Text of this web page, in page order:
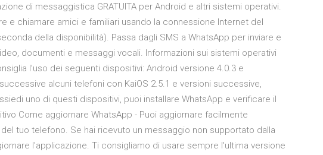
di messaggistica GRATUITA per Android e altri sistemi operativi.
e chiamare amici e familiari usando la connessione Internet del
della disponibilità). Passa dagli SMS a WhatsApp per inviare e
documenti e messaggi vocali. Informazioni sui sistemi operativi
l’uso dei seguenti dispositivi: Android versione 4.0.3 e
alcuni telefoni con KaiOS 2.5.1 e versioni successive,
uno di questi dispositivi, puoi installare WhatsApp e verificare il
Come aggiornare WhatsApp - Puoi aggiornare facilmente
tuo telefono. Se hai ricevuto un messaggio non supportato dalla
l'applicazione. Ti consigliamo di usare sempre l'ultima versione